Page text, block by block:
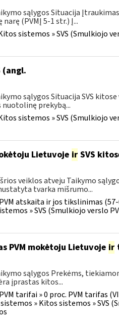
sąlygos Situacija
(PVMĮ 5-1 str.) Į...
sistemos » SVS (Smulkiojo
(angl.
sąlygos Situacija SVS kitose
nuotolinę prekybą...
sistemos » SVS (Smulkiojo
Lietuvoje irSVS
veiklos atveju Taikymo
tvarka mišrumo...
atskaita ir jos tikslinimas (57-
» SVS (Smulkiojo verslo
PVM mokėtoju Lietuvoje ir
sąlygos Prekėms,
įprastas kitos...
tarifai » 0 proc. PVM tarifas
» Kitos sistemos » SVS